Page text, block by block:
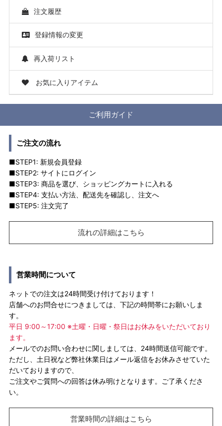
注文履歴
登録情報の変更
再入荷リスト
お気に入りアイテム
ご利用ガイド
ご注文の流れ
■STEP1: 新規会員登録
■STEP2: サイトにログイン
■STEP3: 商品を選び、ショッピングカートに入れる
■STEP4: 支払い方法、配送先を確認し、注文へ
■STEP5: 注文完了
流れの詳細はこちら
営業時間について
ネットでの注文は24時間受け付けております！
店舗へのお問合せにつきましては、下記の時間帯にお願いしま
す。
平日 9:00～17:00 ※土曜・日曜・祭日はお休みをいただいており
ます。
メールでのお問い合わせに関しましては、24時間送信可能です。
ただし、土日祝など弊社休業日はメール返信をお休みさせていた
だいておりますので、
ご注文やご質問への回答は休み明けとなります。ご了承くださ
い。
営業時間の詳細はこちら